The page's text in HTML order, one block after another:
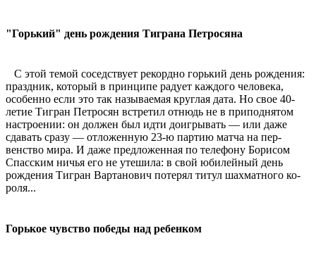
"Горький" день рождения Тиграна Петросяна
С этой темой соседствует рекордно горький день рожде­ния:
праздник, который в принципе радует каждого чело­века,
особенно если это так называемая круглая дата. Но свое 40-
летие Тигран Петросян встретил отнюдь не в приподнятом
настроении: он должен был идти доигрывать — или даже
сдавать сразу — отложен­ную 23-ю партию матча на пер­
венство мира. И даже предло­женная по телефону Борисом
Спасским ничья его не утеши­ла: в свой юбилейный день
рождения Тигран Вартанович потерял титул шахматного ко­
роля...
Горькое чувство победы над ребенком